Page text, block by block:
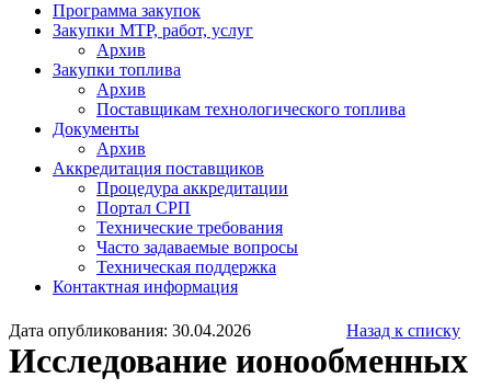
Программа закупок
Закупки МТР, работ, услуг
Архив
Закупки топлива
Архив
Поставщикам технологического топлива
Документы
Архив
Аккредитация поставщиков
Процедура аккредитации
Портал СРП
Технические требования
Часто задаваемые вопросы
Техническая поддержка
Контактная информация
Дата опубликования: 30.04.2026 Назад к списку
Исследование ионообменных